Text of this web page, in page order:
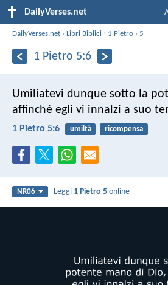
DailyVerses.net
DailyVerses.net ›Libri Biblici › 1 Pietro ›5
1 Pietro 5:6
Umiliatevi dunque sotto la
affinché egli vi innalzi a suo
1 Pietro 5:6 umiltà ricompensa
NR06 Leggi 1 Pietro 5 online